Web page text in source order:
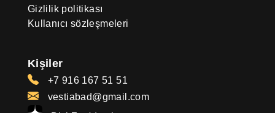
Gizlilik politikası
Kullanıcı sözleşmeleri
Kişiler
+7 916 167 51 51
vestiabad@gmail.com